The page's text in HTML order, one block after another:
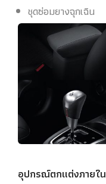
ชุดซ่อมยางฉุกเฉิน
อุปกรณ์ตกแต่งภายใน